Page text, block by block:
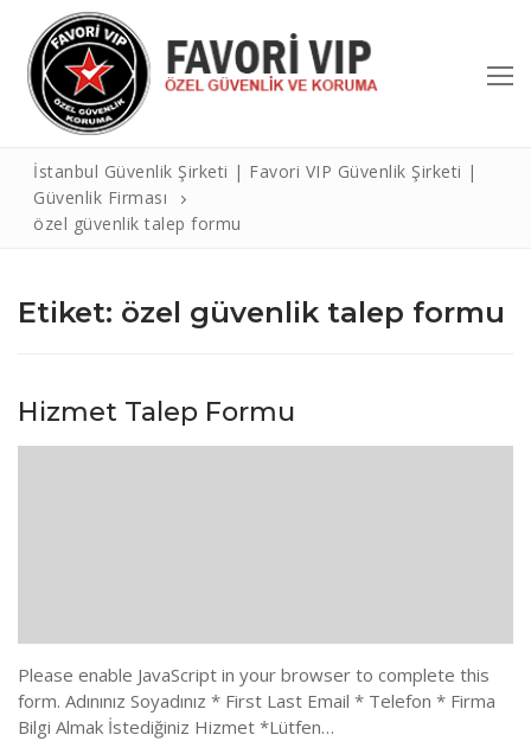
Hakkımızda
Sınav Yerleri
ÖGG Randevu
Çıkmış Sınav Sonuları
İletişim
İstanbul Güvenlik Şirketi | Favori VIP Güvenlik Şirketi |
Güvenlik Firması
özel güvenlik talep formu
Etiket: özel güvenlik talep formu
Hizmet Talep Formu
Please enable JavaScript in your browser to complete this
form. Adınınız Soyadınız * First Last Email * Telefon * Firma
Bilgi Almak İstediğiniz Hizmet *Lütfen…